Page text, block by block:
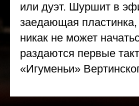
или дуэт. Шуршит в
заедающая
никак не может
раздаются первые
«Игуменьи»